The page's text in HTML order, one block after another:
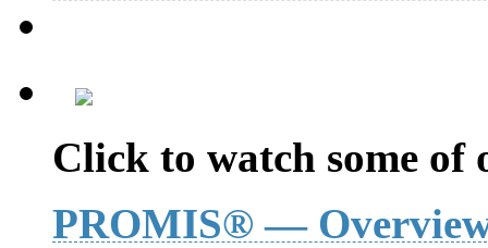
Click to watch some of
PROMIS® —